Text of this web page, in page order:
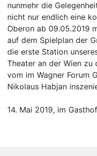
nunmehr die
nicht nur endlich eine
Oberon ab 09.05.2019
auf dem Spielplan der
die erste Station
Theater an der Wien zu
vom im Wagner Forum
Nikolaus Habjan
14. Mai 2019, im